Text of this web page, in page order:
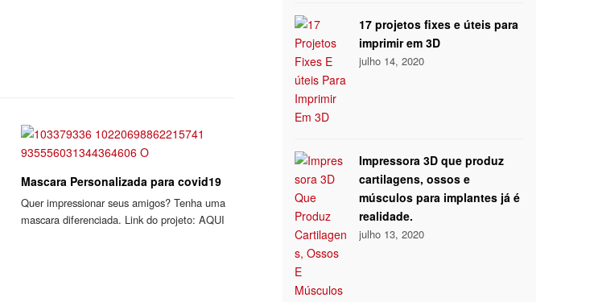
Mascara Personalizada para covid19
Quer impressionar seus amigos? Tenha uma
mascara diferenciada. Link do projeto: AQUI
17 projetos fixes e úteis para
imprimir em 3D
julho 14, 2020
Impressora 3D que produz
cartilagens, ossos e
músculos para implantes já é
realidade.
julho 13, 2020